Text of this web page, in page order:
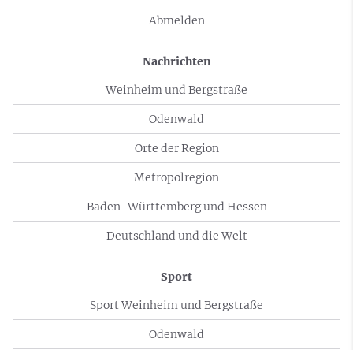
Abmelden
Nachrichten
Weinheim und Bergstraße
Odenwald
Orte der Region
Metropolregion
Baden-Württemberg und Hessen
Deutschland und die Welt
Sport
Sport Weinheim und Bergstraße
Odenwald